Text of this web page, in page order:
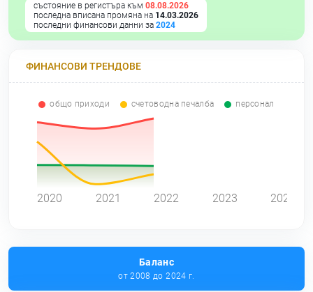
състояние в регистъра към 08.08.2026
последна вписана промяна на 14.03.2026
последни финансови данни за 2024
ФИНАНСОВИ ТРЕНДОВЕ
общо приходи счетоводна печалба персонал
2020 2021 2022 2023 2024
Баланс
от 2008 до 2024 г.